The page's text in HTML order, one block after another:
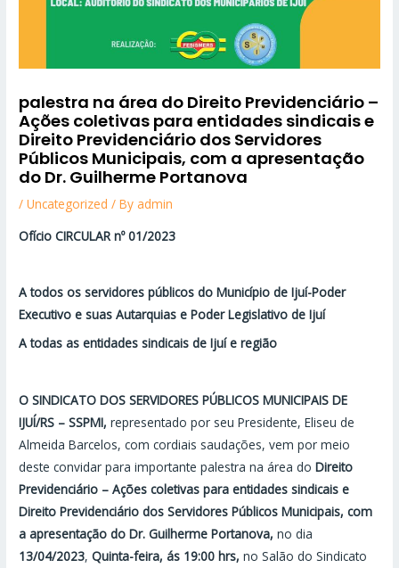
palestra na área do Direito Previdenciário –
Ações coletivas para entidades sindicais e
Direito Previdenciário dos Servidores
Públicos Municipais, com a apresentação
do Dr. Guilherme Portanova
/Uncategorized / By admin
Ofício CIRCULAR nº 01/2023
A todos os servidores públicos do Município de Ijuí-Poder
Executivo e suas Autarquias e Poder Legislativo de Ijuí
A todas as entidades sindicais de Ijuí e região
O SINDICATO DOS SERVIDORES PÚBLICOS MUNICIPAIS DE
IJUÍ/RS – SSPMI, representado por seu Presidente, Eliseu de
Almeida Barcelos, com cordiais saudações, vem por meio
deste convidar para importante palestra na área doDireito
Previdenciário – Ações coletivas para entidades sindicais e
Direito Previdenciário dos Servidores Públicos Municipais, com
a apresentação do Dr. Guilherme Portanova,no dia
13/04/2023, Quinta-feira, ás 19:00 hrs, no Salão do Sindicato